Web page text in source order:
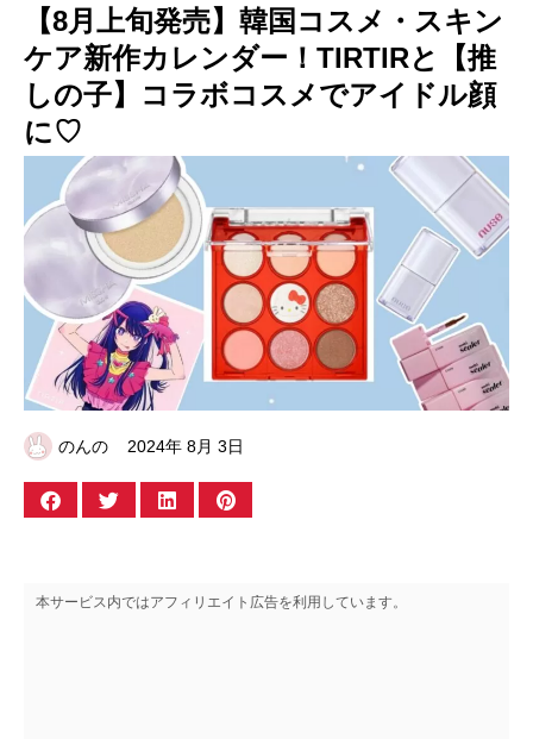
【8月上旬発売】韓国コスメ・スキン
ケア新作カレンダー！TIRTIRと【推
しの子】コラボコスメでアイドル顔
に♡
のんの 2024年 8月 3日
本サービス内ではアフィリエイト広告を利用しています。